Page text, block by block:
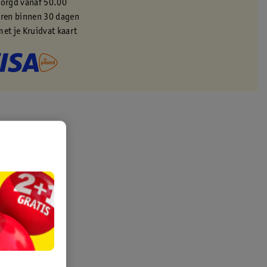
vanaf 50.00
binnen 30 dagen
je Kruidvat kaart